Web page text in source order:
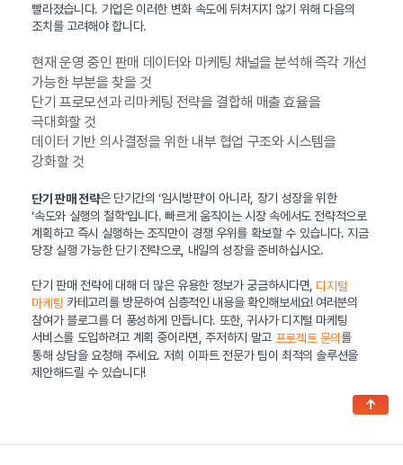
빨라졌습니다. 기업은 이러한 변화 속도에 뒤처지지 않기 위해 다음의
조치를 고려해야 합니다.
현재 운영 중인 판매 데이터와 마케팅 채널을 분석해 즉각 개선
가능한 부분을 찾을 것
단기 프로모션과 리마케팅 전략을 결합해 매출 효율을
극대화할 것
데이터 기반 의사결정을 위한 내부 협업 구조와 시스템을
강화할 것
단기 판매 전략은 단기간의 ‘임시방편’이 아니라, 장기 성장을 위한
‘속도와 실행의 철학’입니다. 빠르게 움직이는 시장 속에서도 전략적으로
계획하고 즉시 실행하는 조직만이 경쟁 우위를 확보할 수 있습니다. 지금
당장 실행 가능한 단기 전략으로, 내일의 성장을 준비하십시오.
단기 판매 전략에 대해 더 많은 유용한 정보가 궁금하시다면, 디지털
마케팅 카테고리를 방문하여 심층적인 내용을 확인해보세요! 여러분의
참여가 블로그를 더 풍성하게 만듭니다. 또한, 귀사가 디지털 마케팅
서비스를 도입하려고 계획 중이라면, 주저하지 말고 프로젝트 문의 를
통해 상담을 요청해 주세요. 저희 이파트 전문가 팀이 최적의 솔루션을
제안해드릴 수 있습니다!
↑